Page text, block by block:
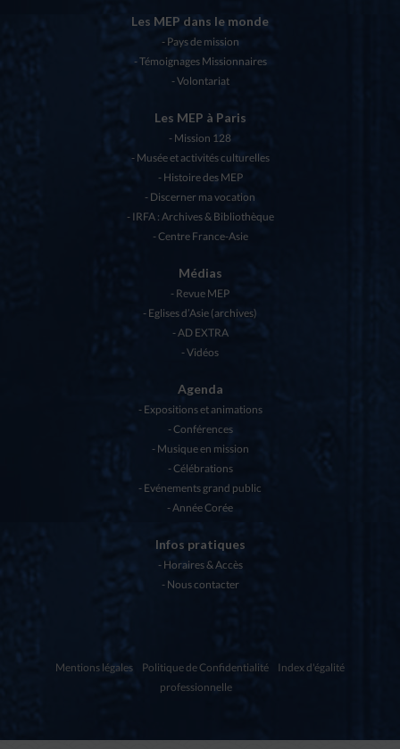
Les MEP dans le monde
Pays de mission
Témoignages Missionnaires
Volontariat
Les MEP à Paris
Mission 128
Musée et activités culturelles
Histoire des MEP
Discerner ma vocation
IRFA : Archives & Bibliothèque
Centre France-Asie
Médias
Revue MEP
Eglises d’Asie (archives)
AD EXTRA
Vidéos
Agenda
Expositions et animations
Conférences
Musique en mission
Célébrations
Evénements grand public
Année Corée
Infos pratiques
Horaires & Accès
Nous contacter
Mentions légales Politique de Confidentialité
Index d'égalité
professionnelle